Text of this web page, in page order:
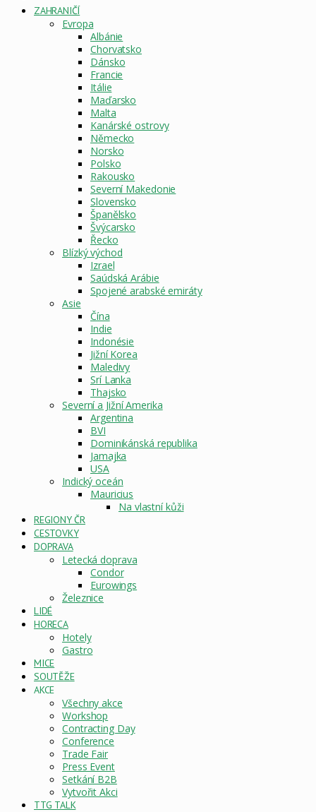
STRÁNKA
ZAHRANIČÍ
Evropa
Albánie
Chorvatsko
Dánsko
Francie
Itálie
Maďarsko
Malta
Kanárské ostrovy
Německo
Norsko
Polsko
Rakousko
Severní Makedonie
Slovensko
Španělsko
Švýcarsko
Řecko
Blízký východ
Izrael
Saúdská Arábie
Spojené arabské emiráty
Asie
Čína
Indie
Indonésie
Jižní Korea
Maledivy
Srí Lanka
Thajsko
Severní a Jižní Amerika
Argentina
BVI
Dominikánská republika
Jamajka
USA
Indický oceán
Mauricius
Na vlastní kůži
REGIONY ČR
CESTOVKY
DOPRAVA
Letecká doprava
Condor
Eurowings
Železnice
LIDÉ
HORECA
Hotely
Gastro
MICE
SOUTĚŽE
AKCE
Všechny akce
Workshop
Contracting Day
Conference
Trade Fair
Press Event
Setkání B2B
Vytvořit Akci
TTG TALK